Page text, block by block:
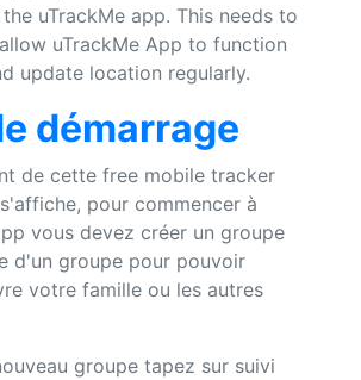
uTrackMe app. This needs to
uTrackMe App to function
update location regularly.
démarrage
de cette free mobile tracker
pour commencer à
vous devez créer un groupe
d'un groupe pour pouvoir
votre famille ou les autres
groupe tapez sur suivi